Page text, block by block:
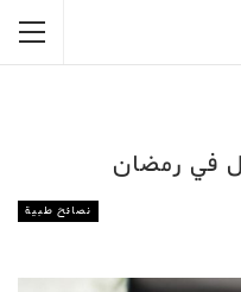
في رمضان
نصائح طبية